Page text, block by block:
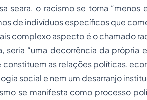
seara, o racismo se torna
de indivíduos específicos que
complexo aspecto é o chamado
seria “uma decorrência da própria
constituem as relações políticas,
social e nem um desarranjo
se manifesta como processo